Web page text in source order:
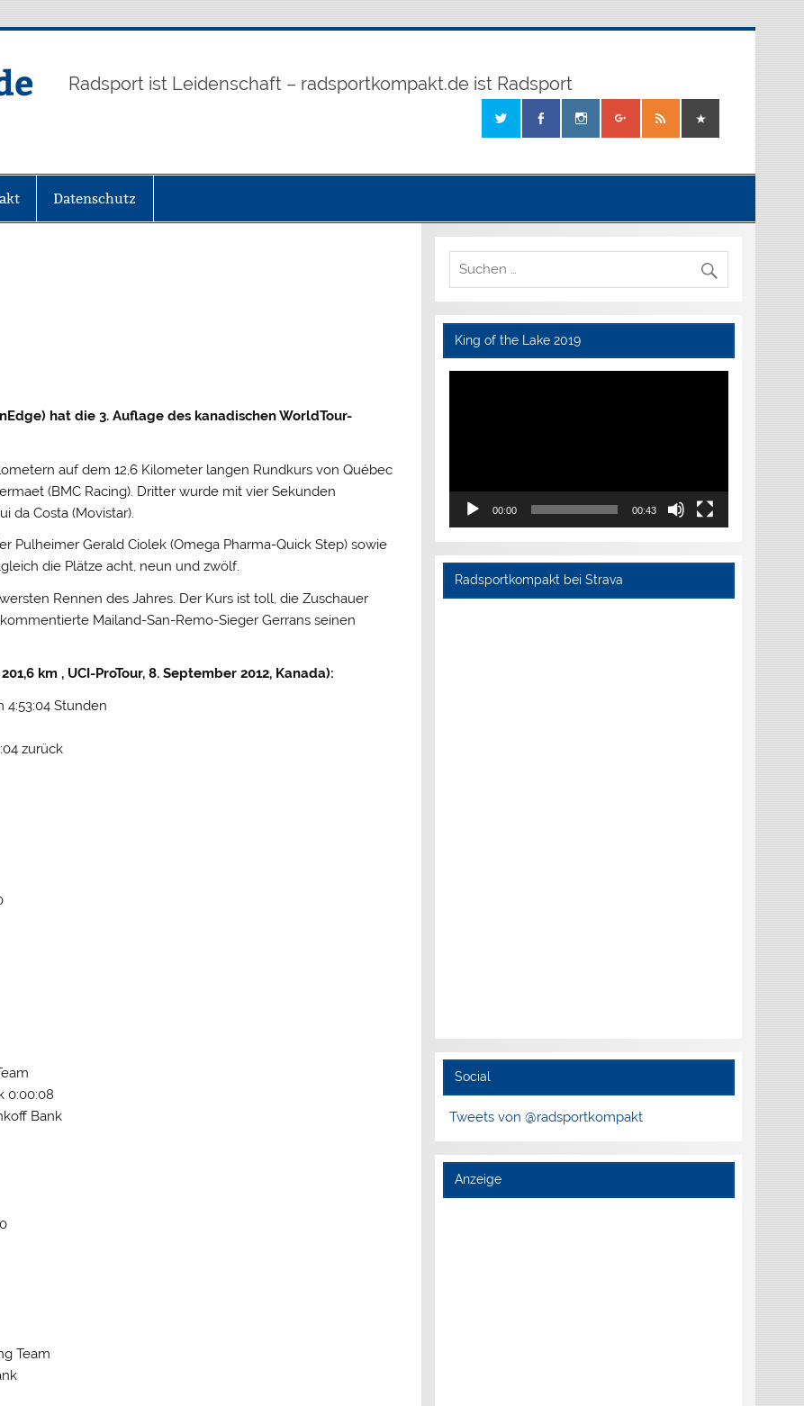
Radsport ist Leidenschaft – radsportkompakt.de ist Radsport
Datenschutz
hat die 3. Auflage des kanadischen WorldTour-
auf dem 12,6 Kilometer langen Rundkurs von Québec
(BMC Racing). Dritter wurde mit vier Sekunden
da Costa (Movistar).
Pulheimer Gerald Ciolek (Omega Pharma-Quick Step) sowie
die Plätze acht, neun und zwölf.
Rennen des Jahres. Der Kurs ist toll, die Zuschauer
Mailand-San-Remo-Sieger Gerrans seinen
km , UCI-ProTour, 8. September 2012, Kanada):
4:53:04 Stunden
zurück
0:00:08
Bank
Team
King of the Lake 2019
Video-
00:00 00:43
Radsportkompakt bei Strava
Social
Tweets von @radsportkompakt
Anzeige